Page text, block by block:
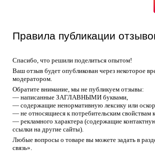
Правила публикации
Спасибо, что решили поделиться опытом!
Ваш отзыв будет опубликован через некоторое
модератором.
Обратите внимание, мы не публикуем отзывы:
— написанные ЗАГЛАВНЫМИ буквами,
— содержащие ненормативную лексику или
— не относящиеся к потребительским свойствам
— рекламного характера (содержащие
ссылки на другие сайты).
Любые вопросы о товаре вы можете задать в
связь».